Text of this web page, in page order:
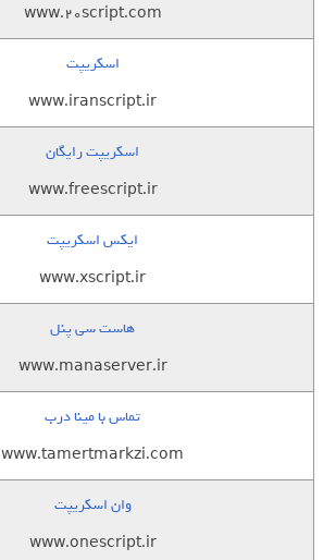
www.20script.com
اسکریپت
www.iranscript.ir
اسکریپت رایگان
www.freescript.ir
ایکس اسکریپت
www.xscript.ir
هاست سی پنل
www.manaserver.ir
تماس با مینا درب
www.tamertmarkzi.com
وان اسکریپت
www.onescript.ir